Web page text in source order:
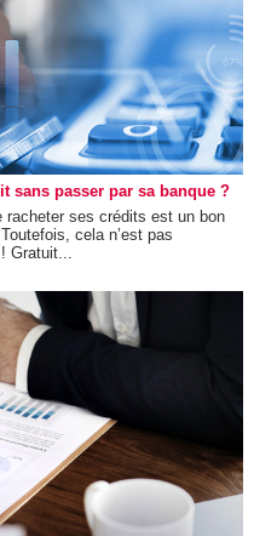
sans passer par sa banque ?
racheter ses crédits est un bon
cela n’est pas
Gratuit...